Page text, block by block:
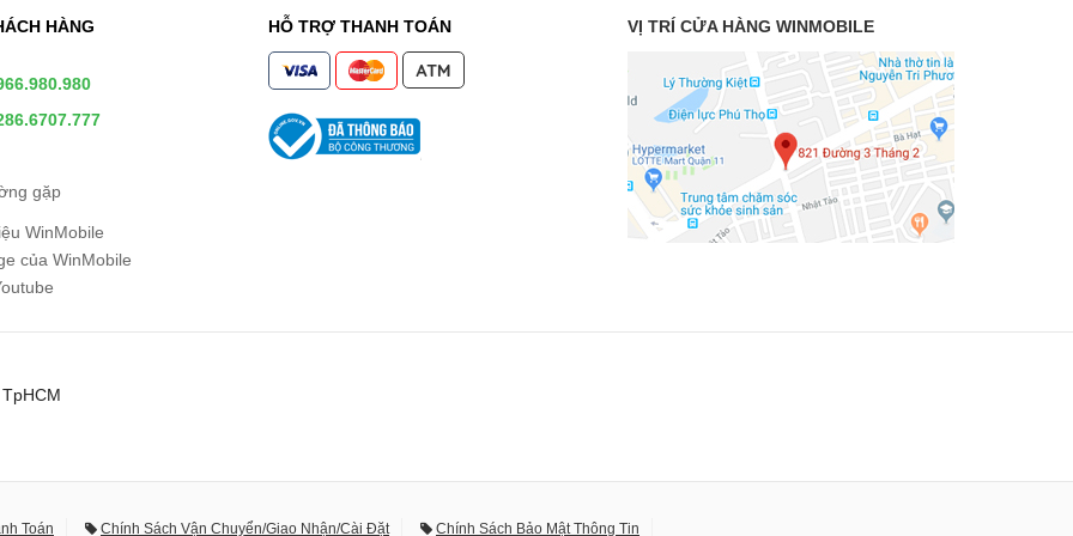
HÀNG
gặp
WinMobile
của WinMobile
HỖ TRỢ THANH TOÁN VỊ TRÍ CỬA HÀNG WINMOBILE
Toán Chính Sách Vận Chuyển/Giao Nhận/Cài Đặt Chính Sách Bảo Mật Thông Tin